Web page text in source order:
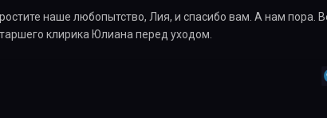
наше любопытство, Лия, и спасибо вам. А нам пора.
клирика Юлиана перед уходом.